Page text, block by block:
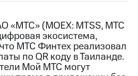
«МТС» (MOEX: MTSS, МТС
экосистема,
МТС Финтех реализовал
по QR коду в Таиланде.
Мой МТС могут